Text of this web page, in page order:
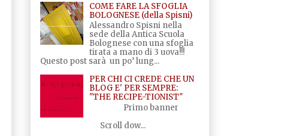
COME FARE LA SFOGLIA
BOLOGNESE (della Spisni)
Alessandro Spisni nella
sede della Antica Scuola
Bolognese con una sfoglia
tirata a mano di 3 uova!!!
Questo post sarà un po’ lung...
PER CHI CI CREDE CHE UN
BLOG E' PER SEMPRE:
"THE RECIPE-TIONIST"
Primo banner
Scroll dow...